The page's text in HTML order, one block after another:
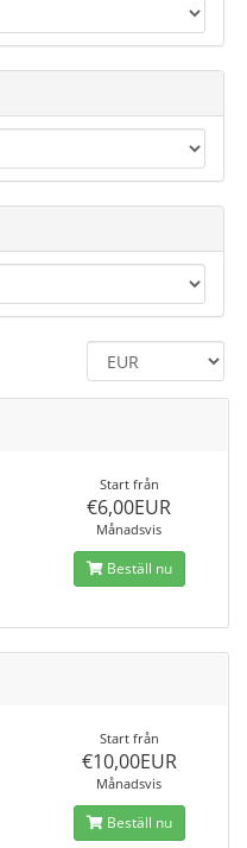
Start från
€6,00EUR
Månadsvis
Beställ nu
Start från
€10,00EUR
Månadsvis
Beställ nu